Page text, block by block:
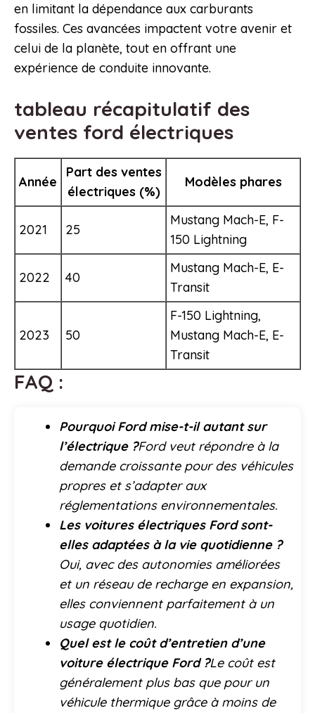
en limitant la dépendance aux carburants
fossiles. Ces avancées impactent votre avenir et
celui de la planète, tout en offrant une
expérience de conduite innovante.
tableau récapitulatif des
ventes ford électriques
Année
Part des ventes
électriques (%)
Modèles phares
2021 25
Mustang Mach-E, F-
150 Lightning
2022 40
Mustang Mach-E, E-
Transit
2023 50
F-150 Lightning,
Mustang Mach-E, E-
Transit
FAQ :
Pourquoi Ford mise-t-il autant sur
l’électrique ?Ford veut répondre à la
demande croissante pour des véhicules
propres et s’adapter aux
réglementations environnementales.
Les voitures électriques Ford sont-
elles adaptées à la vie quotidienne ?
Oui, avec des autonomies améliorées
et un réseau de recharge en expansion,
elles conviennent parfaitement à un
usage quotidien.
Quel est le coût d’entretien d’une
voiture électrique Ford ?Le coût est
généralement plus bas que pour un
véhicule thermique grâce à moins de